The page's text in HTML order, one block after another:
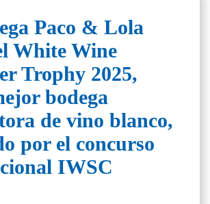
Paco & Lola
White Wine
Trophy 2025,
bodega
de vino blanco,
por el concurso
IWSC